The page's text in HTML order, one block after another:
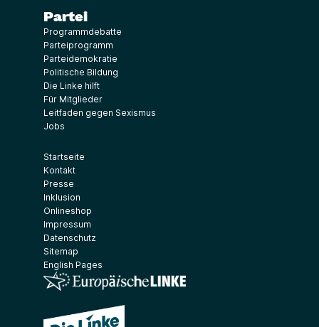
Partei
Programmdebatte
Parteiprogramm
Parteidemokratie
Politische Bildung
Die Linke hilft
Für Mitglieder
Leitfaden gegen Sexismus
Jobs
Startseite
Kontakt
Presse
Inklusion
Onlineshop
Impressum
Datenschutz
Sitemap
English Pages
(Link öffnet ein neues Fenster)